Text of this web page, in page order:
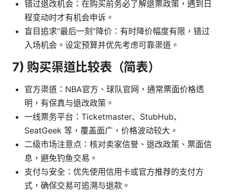
错过退改机会：在购买前务必了解退票政策，遇到日
程变动时才有机会申诉。
盲目追求“最后一刻”降价：有时降价幅度有限，错过
入场机会。设定预算并优先考虑可靠渠道。
7) 购买渠道比较表（简表）
官方渠道：NBA官方、球队官网，通常票面价格透
明，有保真与退改政策。
一线票务平台：Ticketmaster、StubHub、
SeatGeek 等，覆盖面广，价格波动较大。
二级市场注意点：核对卖家信誉、退改政策、票面信
息，避免钓鱼交易。
支付与安全：优先使用信用卡或官方推荐的支付方
式，确保交易可追溯与退款。